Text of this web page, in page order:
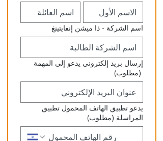
اسم الشركة - ذا ميشن إنفايتينغ
إرسال بريد إلكتروني يدعو إلى المهمة
(مطلوب)
يدعو تطبيق الهاتف المحمول تطبيق
المراسلة (مطلوب)